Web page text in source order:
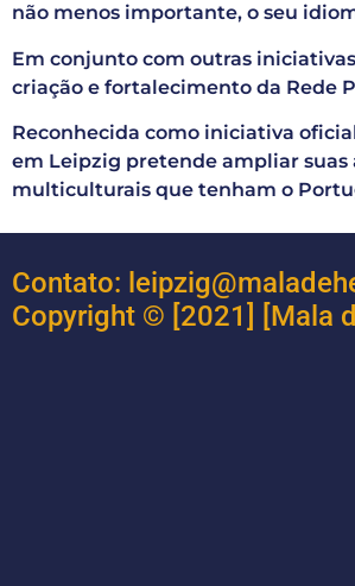
não menos importante, o seu
Em conjunto com outras
criação e fortalecimento da Rede
Reconhecida como iniciativa
em Leipzig pretende ampliar
multiculturais que tenham o
Contato:
Copyright © [2021] [Mala